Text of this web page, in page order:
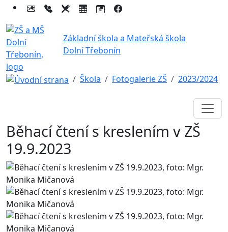
Základní škola a Mateřská škola
Dolní Třebonín
Škola Fotogalerie ZŠ 2023/2024
Běhací čtení s kreslením v ZŠ
19.9.2023